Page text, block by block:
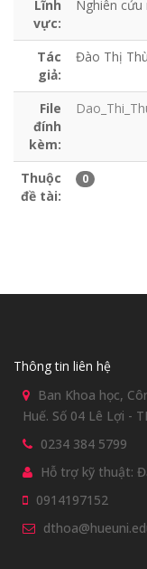
Lĩnh
vực:
Nghiên
Tác
giả:
Đào Thị
File
đính
kèm:
Thuộc
đề tài:
0
Thông tin liên hệ
Ban Khoa học,
Huế. Số 04 Lê Lợi -
0234 384 5799
Hỗ trợ kỹ thuật:
0914197152